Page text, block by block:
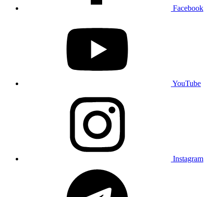
Facebook
YouTube
Instagram